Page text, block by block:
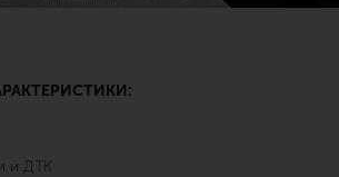
и ДТК